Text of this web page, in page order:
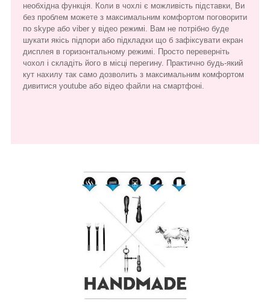
необхідна функція. Коли в чохлі є можливість підставки, Ви
без проблем можете з максимальним комфортом поговорити
по skype або viber у відео режимі. Вам не потрібно буде
шукати якісь підпори або підкладки що б зафіксувати екран
дисплея в горизонтальному режимі. Просто переверніть
чохол і складіть його в місці перегину. Практично будь-який
кут нахилу так само дозволить з максимальним комфортом
дивитися youtube або відео файли на смартфоні.